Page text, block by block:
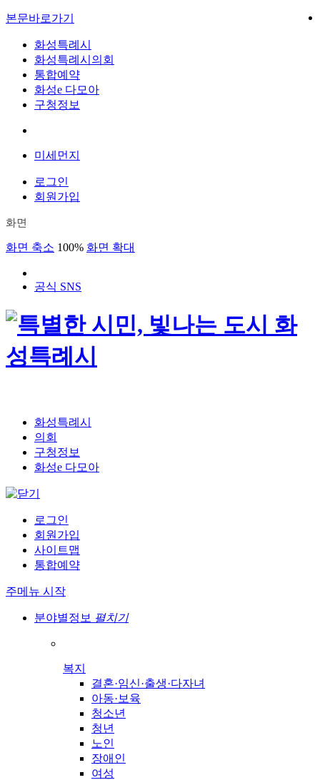
본문바로가기
화성특례시
화성특례시의회
통합예약
화성e 다모아
구청정보
미세먼지
로그인
회원가입
화면
화면 축소 100% 화면 확대
공식 SNS
화성특례시
의회
구청정보
화성e 다모아
로그인
회원가입
사이트맵
통합예약
주메뉴 시작
분야별정보 펼치기
복지
결혼·임신·출생·다자녀
아동·보육
청소년
청년
노인
장애인
여성